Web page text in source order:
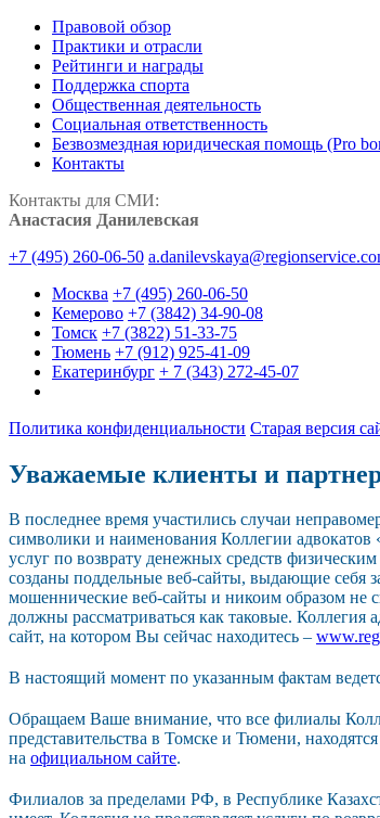
Правовой обзор
Практики и отрасли
Рейтинги и награды
Поддержка спорта
Общественная деятельность
Социальная ответственность
Безвозмездная юридическая помощь (Pro
Контакты
Контакты для СМИ:
Анастасия Данилевская
+7 (495) 260-06-50
Москва +7 (495) 260-06-50
Кемерово +7 (3842) 34-90-08
Томск +7 (3822) 51-33-75
Тюмень +7 (912) 925-41-09
Екатеринбург + 7 (343) 272-45-07
Политика конфиденциальности Старая версия
Уважаемые клиенты и
В последнее время участились случаи
символики и наименования Коллегии
услуг по возврату денежных средств
созданы поддельные веб-сайты, выдающие себя
мошеннические веб-сайты и никоим образом не
должны рассматриваться как таковые.
сайт, на котором Вы сейчас находитесь –
В настоящий момент по указанным фактам
Обращаем Ваше внимание, что все филиалы
представительства в Томске и Тюмени,
на официальном сайте.
Филиалов за пределами РФ, в Республике